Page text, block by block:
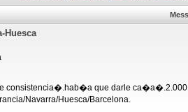
Huesca
consistencia�.hab�a que darle
Navarra/Huesca/Barcelona.